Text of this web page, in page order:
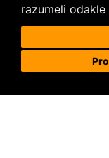
razumeli